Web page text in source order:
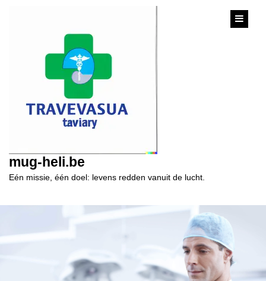
mug-heli.be
Eén missie, één doel: levens redden vanuit de lucht.